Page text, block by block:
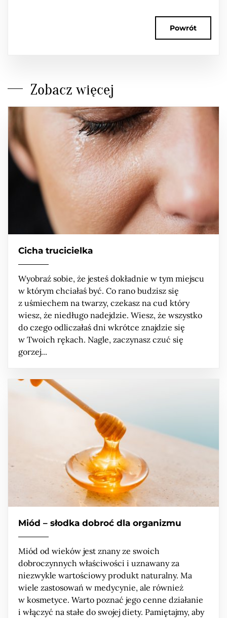
Powrót
Zobacz więcej
Cicha trucicielka
Wyobraź sobie, że jesteś dokładnie w tym miejscu
w którym chciałaś być. Co rano budzisz się
z uśmiechem na twarzy, czekasz na cud który
wiesz, że niedługo nadejdzie. Wiesz, że wszystko
do czego odliczałaś dni wkrótce znajdzie się
w Twoich rękach. Nagle, zaczynasz czuć się
gorzej...
Miód – słodka dobroć dla organizmu
Miód od wieków jest znany ze swoich
dobroczynnych właściwości i uznawany za
niezwykle wartościowy produkt naturalny. Ma
wiele zastosowań w medycynie, ale również
w kosmetyce. Warto poznać jego cenne działanie
i włączyć na stałe do swojej diety. Pamiętajmy, aby